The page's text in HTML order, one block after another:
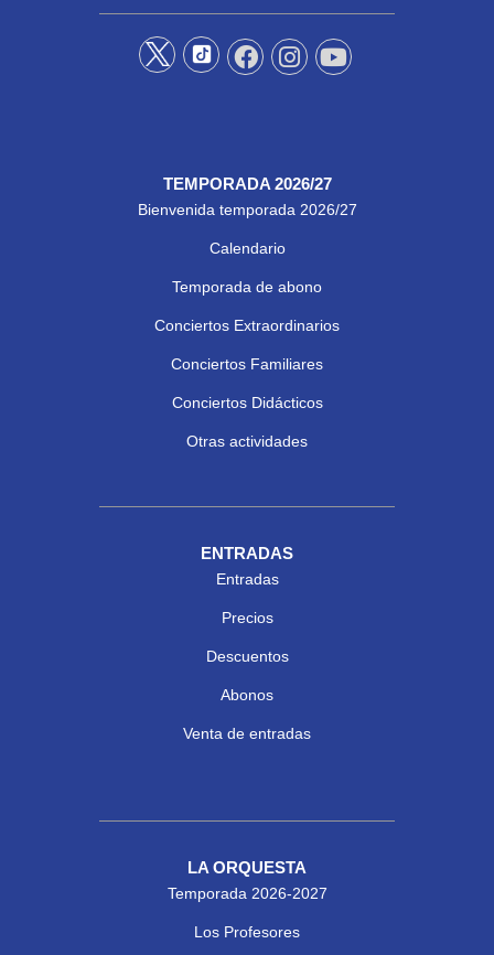
TEMPORADA 2026/27
Bienvenida temporada 2026/27
Calendario
Temporada de abono
Conciertos Extraordinarios
Conciertos Familiares
Conciertos Didácticos
Otras actividades
ENTRADAS
Entradas
Precios
Descuentos
Abonos
Venta de entradas
LA ORQUESTA
Temporada 2026-2027
Los Profesores